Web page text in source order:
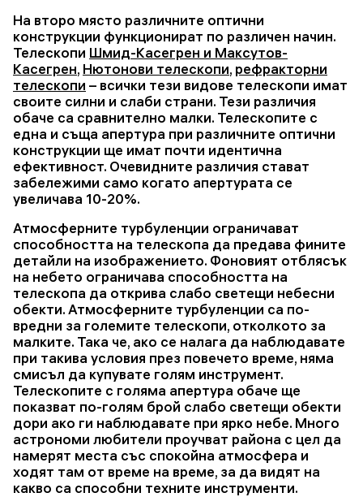
На второ място различните оптични
конструкции функционират по различен начин.
Телескопи Шмид-Касегрен и Максутов-
Касегрен, Нютонови телескопи, рефракторни
телескопи – всички тези видове телескопи имат
своите силни и слаби страни. Тези различия
обаче са сравнително малки. Телескопите с
една и съща апертура при различните оптични
конструкции ще имат почти идентична
ефективност. Очевидните различия стават
забележими само когато апертурата се
увеличава 10-20%.
Атмосферните турбуленции ограничават
способността на телескопа да предава фините
детайли на изображението. Фоновият отблясък
на небето ограничава способността на
телескопа да открива слабо светещи небесни
обекти. Атмосферните турбуленции са по-
вредни за големите телескопи, отколкото за
малките. Така че, ако се налага да наблюдавате
при такива условия през повечето време, няма
смисъл да купувате голям инструмент.
Телескопите с голяма апертура обаче ще
показват по-голям брой слабо светещи обекти
дори ако ги наблюдавате при ярко небе. Много
астрономи любители проучват района с цел да
намерят места със спокойна атмосфера и
ходят там от време на време, за да видят на
какво са способни техните инструменти.